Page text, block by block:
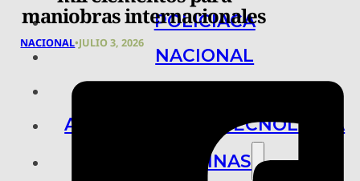
POLICIACA
NACIONAL
ARTE, CIENCIA Y TECNOLOGÍA
COLUMNAS
maniobras internacionales
NACIONAL•JULIO 3, 2026